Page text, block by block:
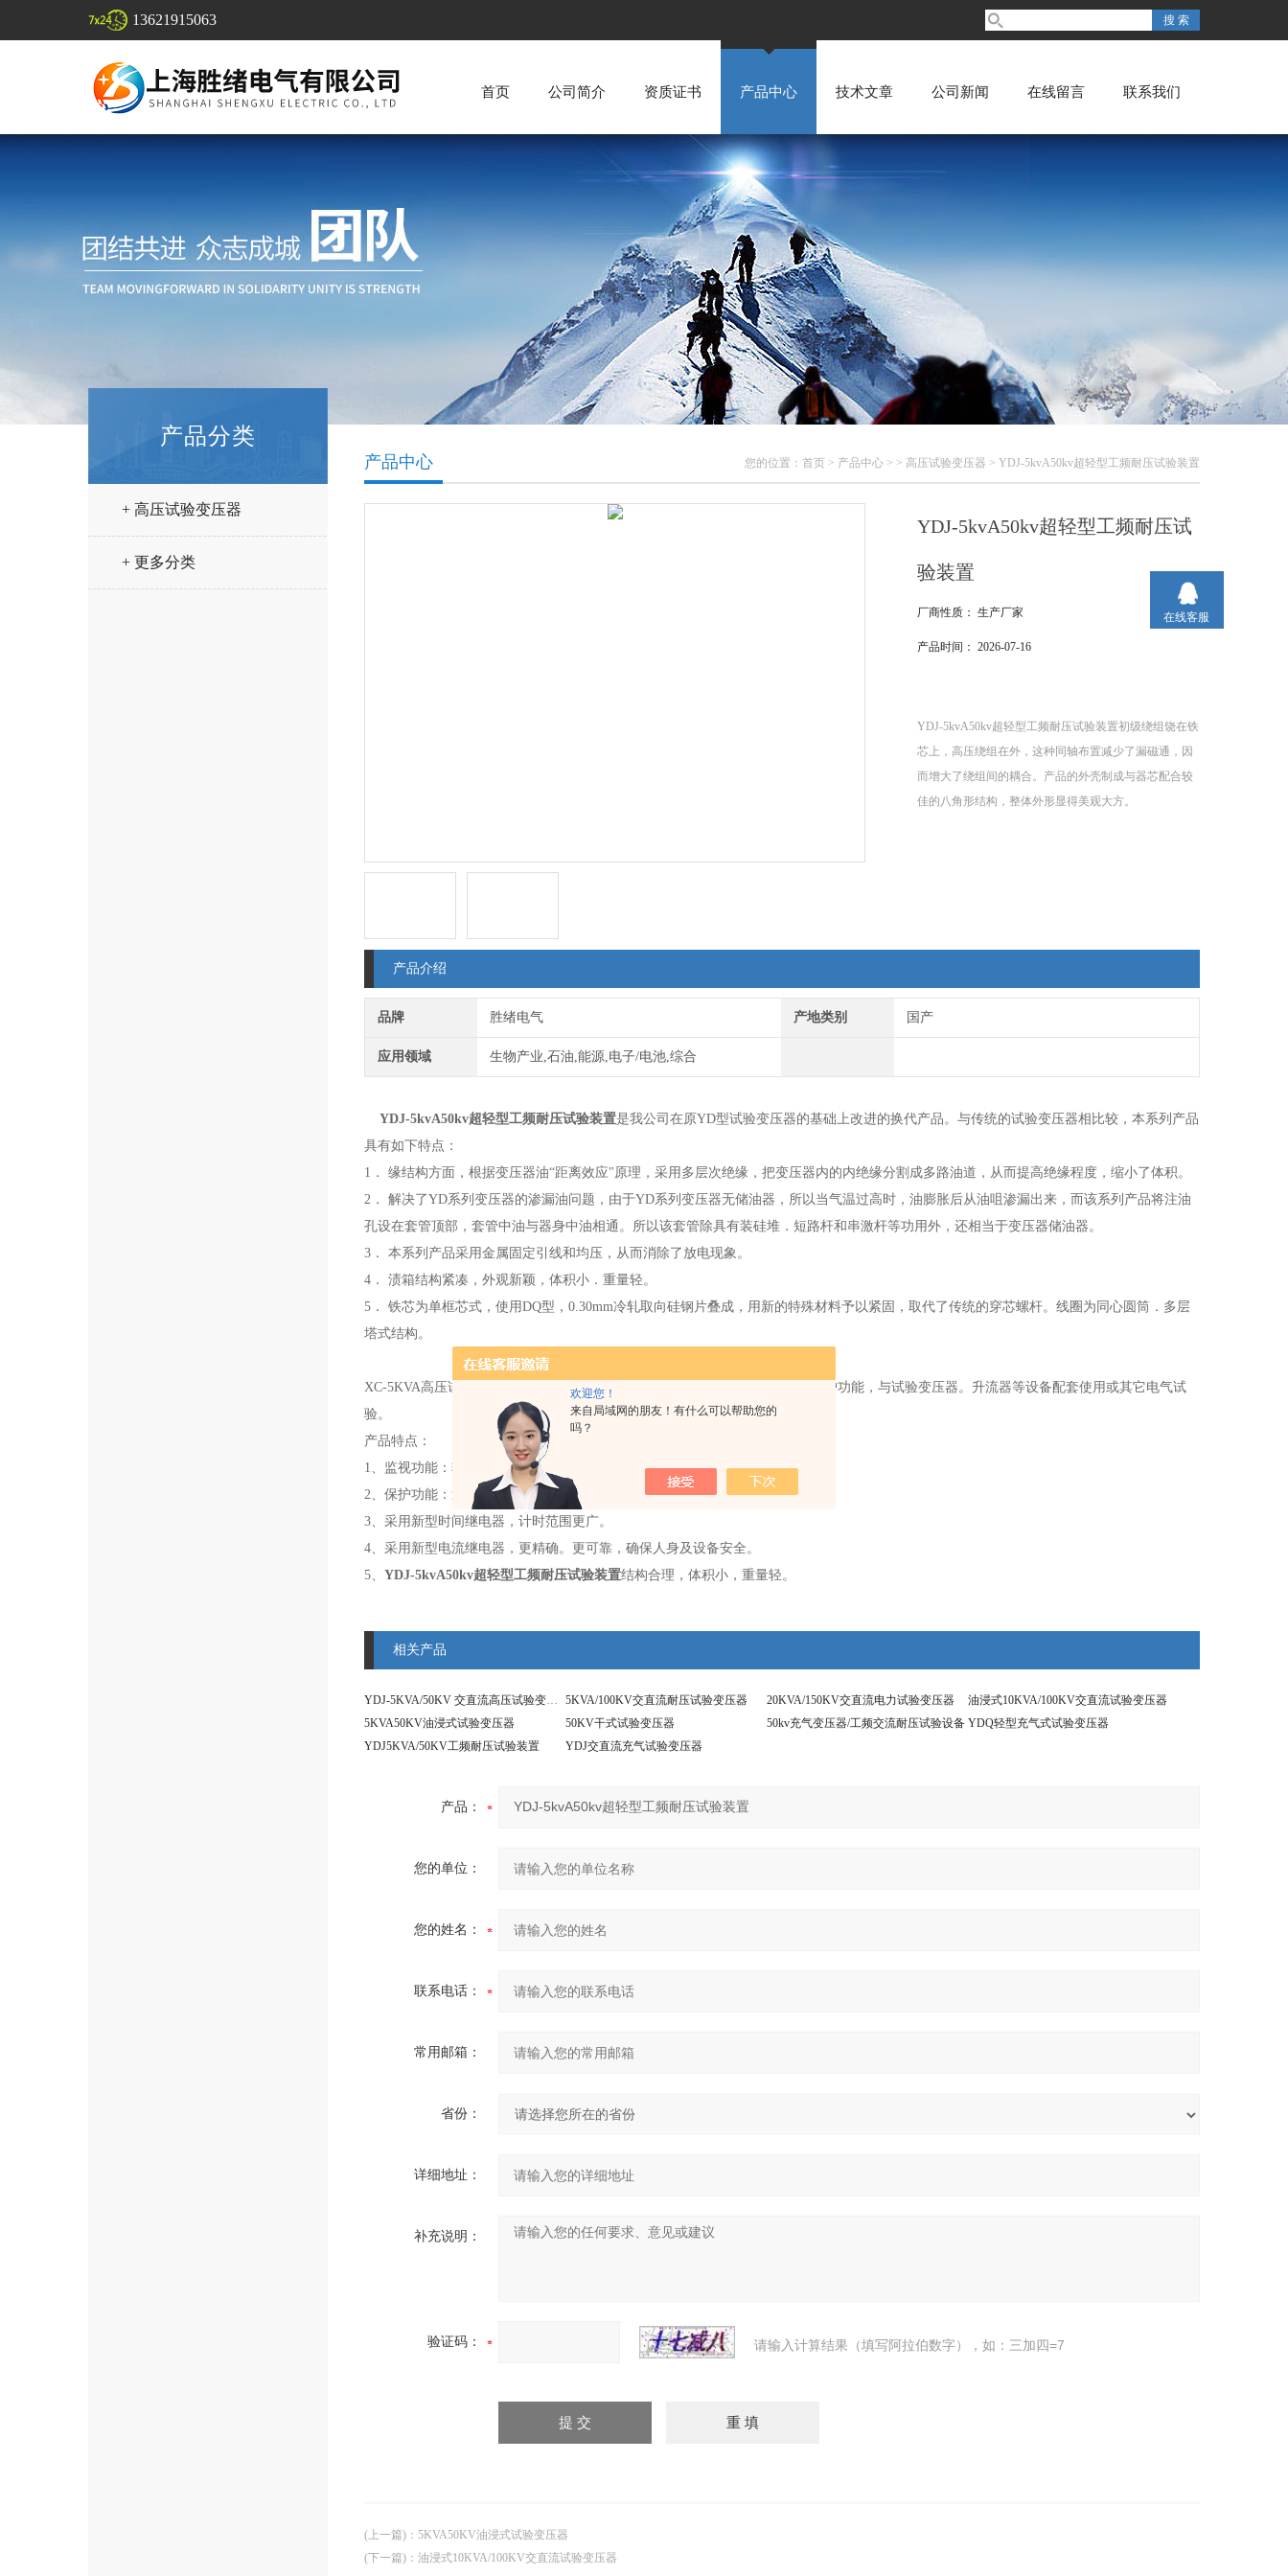
欢迎您！
来自局域网的朋友！有什么可以帮助您的
吗？
13621915063
首页 公司简介 资质证书 产品中心 技术文章 公司新闻 在线留言 联系我们
产品分类
+ 高压试验变压器
+ 更多分类
您的位置： 首页 > 产品中心 > > 高压试验变压器 > YDJ-5kvA50kv超轻型工频耐压试验装置
产品中心
YDJ-5kvA50kv超轻型工频耐压试
验装置
厂商性质： 生产厂家
产品时间： 2026-07-16
YDJ-5kvA50kv超轻型工频耐压试验装置初级绕组饶在铁
芯上，高压绕组在外，这种同轴布置减少了漏磁通，因
而增大了绕组间的耦合。产品的外壳制成与器芯配合较
佳的八角形结构，整体外形显得美观大方。
产品介绍
品牌 胜绪电气 产地类别 国产
应用领域 生物产业,石油,能源,电子/电池,综合
YDJ-5kvA50kv超轻型工频耐压试验装置是我公司在原YD型试验变压器的基础上改进的换代产品。与传统的试验变压器相比较，本系列产品
具有如下特点：
1． 缘结构方面，根据变压器油“距离效应"原理，采用多层次绝缘，把变压器内的内绝缘分割成多路油道，从而提高绝缘程度，缩小了体积。
2． 解决了YD系列变压器的渗漏油问题，由于YD系列变压器无储油器，所以当气温过高时，油膨胀后从油咀渗漏出来，而该系列产品将注油
孔设在套管顶部，套管中油与器身中油相通。所以该套管除具有装硅堆．短路杆和串激杆等功用外，还相当于变压器储油器。
3． 本系列产品采用金属固定引线和均压，从而消除了放电现象。
4． 渍箱结构紧凑，外观新颖，体积小．重量轻。
5． 铁芯为单框芯式，使用DQ型，0.30mm冷轧取向硅钢片叠成，用新的特殊材料予以紧固，取代了传统的穿芯螺杆。线圈为同心圆筒．多层
塔式结构。
XC-5KVA高压试验控制箱能平滑输出0-250V的交流电压，并具有多项监视与保护功能，与试验变压器。升流器等设备配套使用或其它电气试
验。
产品特点：
1、监视功能：输出电流 仪表电压 零位指示 分/合闸指示 计时指示
2、保护功能：过流保护 时间继电器
3、采用新型时间继电器，计时范围更广。
4、采用新型电流继电器，更精确。更可靠，确保人身及设备安全。
5、 YDJ-5kvA50kv超轻型工频耐压试验装置结构合理，体积小，重量轻。
相关产品
YDJ-5KVA/50KV 交直流高压试验变压器 5KVA/100KV交直流耐压试验变压器 20KVA/150KV交直流电力试验变压器
油浸式10KVA/100KV交直流试验变压器
5KVA50KV油浸式试验变压器
50KV干式试验变压器 50kv充气变压器/工频交流耐压试验设备 YDQ轻型充气式试验变压器
YDJ5KVA/50KV工频耐压试验装置
YDJ交直流充气试验变压器
产品：
您的单位：
您的姓名：
联系电话：
常用邮箱：
省份：
详细地址：
补充说明：
验证码： 请输入计算结果（填写阿拉伯数字），如：三加四=7
(上一篇) ： 5KVA50KV油浸式试验变压器
(下一篇) ： 油浸式10KVA/100KV交直流试验变压器
在线客服